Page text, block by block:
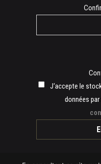
J‘accepte le
données